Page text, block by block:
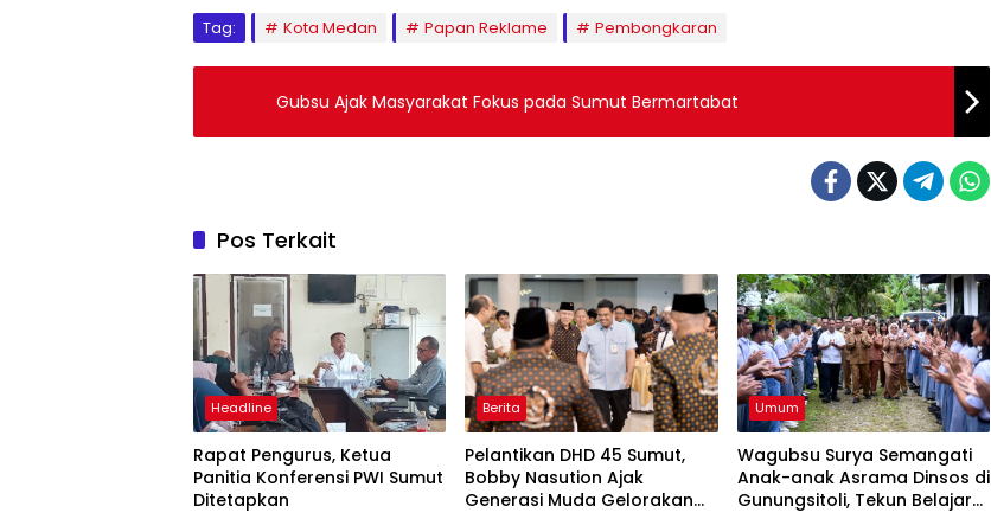
Tag: Kota Medan Papan Reklame Pembongkaran
Gubsu Ajak Masyarakat Fokus pada Sumut Bermartabat
Pos Terkait
Headline
Rapat Pengurus, Ketua
Panitia Konferensi PWI Sumut
Ditetapkan
Berita
Pelantikan DHD 45 Sumut,
Bobby Nasution Ajak
Generasi Muda Gelorakan
Umum
Wagubsu Surya Semangati
Anak-anak Asrama Dinsos di
Gunungsitoli, Tekun Belajar